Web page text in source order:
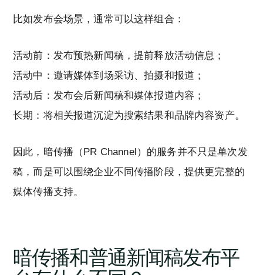
比如发布会场景，通常可以这样组合：
活动前：发布预热新闻稿，提前释放活动信息；
活动中：邀请媒体到场采访、拍摄和报道；
活动后：发布会后新闻稿和媒体报道内容；
长期：将相关报道沉淀为搜索结果和品牌内容资产。
因此，暗传播（PR Channel）的服务并不只是单次发
稿，而是可以围绕企业不同传播阶段，提供更完整的
媒体传播支持。
暗传播和普通新闻稿发布平